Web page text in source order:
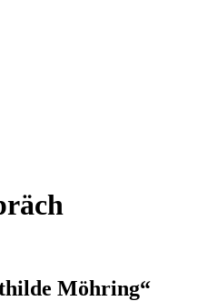
Möhring“